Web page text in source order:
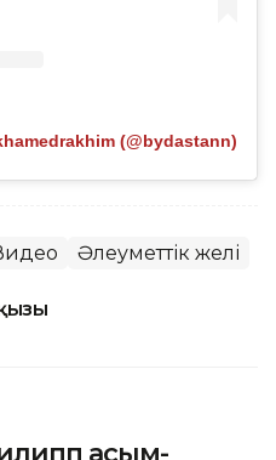
(@bydastann)
Әлеуметтік желі
Қасым-